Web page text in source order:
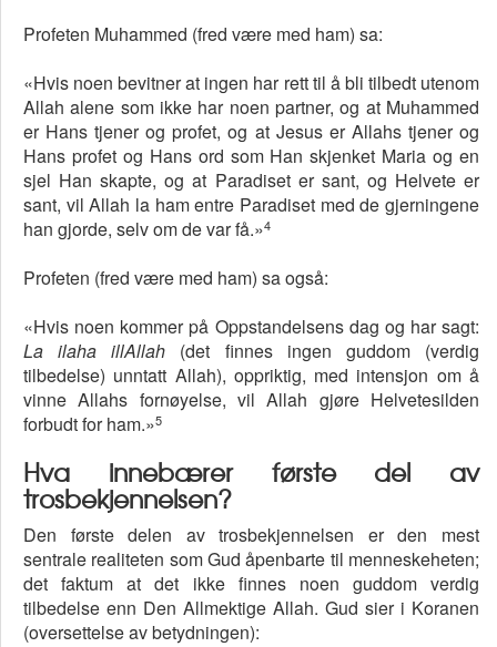
Profeten Muhammed (fred være med ham) sa:
«Hvis noen bevitner at ingen har rett til å bli tilbedt utenom
Allah alene som ikke har noen partner, og at Muhammed
er Hans tjener og profet, og at Jesus er Allahs tjener og
Hans profet og Hans ord som Han skjenket Maria og en
sjel Han skapte, og at Paradiset er sant, og Helvete er
sant, vil Allah la ham entre Paradiset med de gjerningene
han gjorde, selv om de var få.»4
Profeten (fred være med ham) sa også:
«Hvis noen kommer på Oppstandelsens dag og har sagt:
La ilaha illAllah (det finnes ingen guddom (verdig
tilbedelse) unntatt Allah), oppriktig, med intensjon om å
vinne Allahs fornøyelse, vil Allah gjøre Helvetesilden
forbudt for ham.»5
Hva innebærer første del av
trosbekjennelsen?
Den første delen av trosbekjennelsen er den mest
sentrale realiteten som Gud åpenbarte til menneskeheten;
det faktum at det ikke finnes noen guddom verdig
tilbedelse enn Den Allmektige Allah. Gud sier i Koranen
(oversettelse av betydningen):